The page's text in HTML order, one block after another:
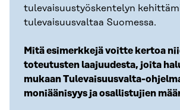
tulevaisuustyöskentelyn
tulevaisuusvaltaa Suomessa.
Mitä esimerkkejä voitte kertoa
toteutusten laajuudesta, joita
mukaan Tulevaisuusvalta-
moniäänisyys ja osallistujien